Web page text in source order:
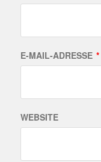
E-MAIL-ADRESSE *
WEBSITE